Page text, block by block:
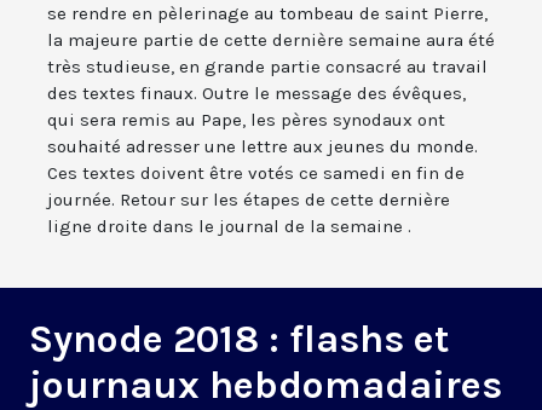
se rendre en pèlerinage au tombeau de saint Pierre,
la majeure partie de cette dernière semaine aura été
très studieuse, en grande partie consacré au travail
des textes finaux. Outre le message des évêques,
qui sera remis au Pape, les pères synodaux ont
souhaité adresser une lettre aux jeunes du monde.
Ces textes doivent être votés ce samedi en fin de
journée. Retour sur les étapes de cette dernière
ligne droite dans le journal de la semaine .
Synode 2018 : flashs et
journaux hebdomadaires